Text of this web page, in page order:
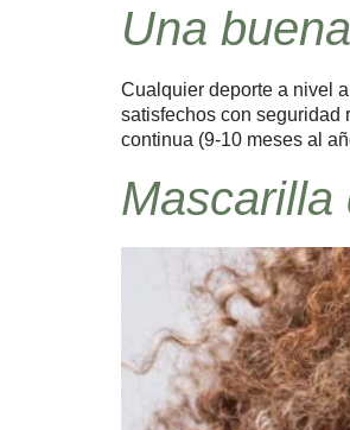
Una
Cualquier deporte a nivel
satisfechos con seguridad
continua (9-10 meses al
Mascarilla